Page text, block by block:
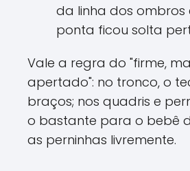
da linha dos ombros
ponta ficou solta
Vale a regra do "firme,
apertado": no tronco, o
braços; nos quadris e
o bastante para o bebê
as perninhas livremente.